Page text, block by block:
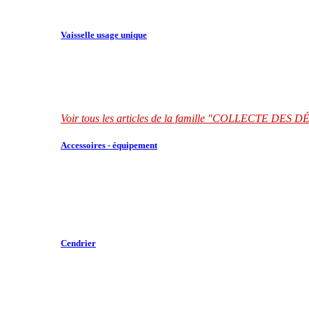
Vaisselle usage unique
Voir tous les articles de la famille "COLLECTE DES
Accessoires - équipement
Cendrier